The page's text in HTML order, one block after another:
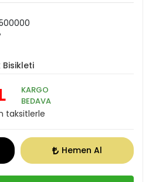
KARGO
BEDAVA
taksitlerle
Hemen Al